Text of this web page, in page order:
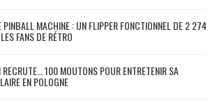
PINBALL MACHINE : UN FLIPPER FONCTIONNEL DE 2 274
FANS DE RÉTRO
100 MOUTONS POUR ENTRETENIR SA
EN POLOGNE